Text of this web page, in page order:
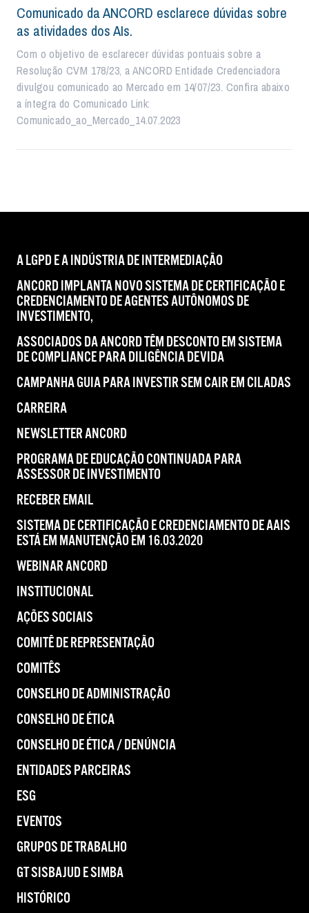
Comunicado da ANCORD esclarece dúvidas sobre
as atividades dos AIs.
Com o objetivo de esclarecer dúvidas pontuais sobre a
Resolução CVM 178/23, a ANCORD Entidade Credenciadora
divulgou comunicado ao Mercado em 14/07/23. Confira abaixo
a íntegra do Comunicado Link:
Comunicado_ao_Mercado_14.07.2023
A LGPD E A INDÚSTRIA DE INTERMEDIAÇÃO
ANCORD IMPLANTA NOVO SISTEMA DE CERTIFICAÇÃO E
CREDENCIAMENTO DE AGENTES AUTÔNOMOS DE
INVESTIMENTO,
ASSOCIADOS DA ANCORD TÊM DESCONTO EM SISTEMA
DE COMPLIANCE PARA DILIGÊNCIA DEVIDA
CAMPANHA GUIA PARA INVESTIR SEM CAIR EM CILADAS
CARREIRA
NEWSLETTER ANCORD
PROGRAMA DE EDUCAÇÃO CONTINUADA PARA
ASSESSOR DE INVESTIMENTO
RECEBER EMAIL
SISTEMA DE CERTIFICAÇÃO E CREDENCIAMENTO DE AAIS
ESTÁ EM MANUTENÇÃO EM 16.03.2020
WEBINAR ANCORD
INSTITUCIONAL
AÇÕES SOCIAIS
COMITÊ DE REPRESENTAÇÃO
COMITÊS
CONSELHO DE ADMINISTRAÇÃO
CONSELHO DE ÉTICA
CONSELHO DE ÉTICA / DENÚNCIA
ENTIDADES PARCEIRAS
ESG
EVENTOS
GRUPOS DE TRABALHO
GT SISBAJUD E SIMBA
HISTÓRICO